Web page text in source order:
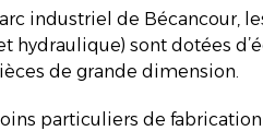
industriel de Bécancour,
hydraulique) sont dotées
de grande dimension.
particuliers de